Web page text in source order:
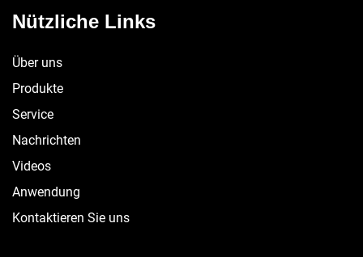
Nützliche Links
Über uns
Produkte
Service
Nachrichten
Videos
Anwendung
Kontaktieren Sie uns